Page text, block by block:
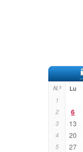
N.º Lu
1
2 6
3 13
4 20
5 27